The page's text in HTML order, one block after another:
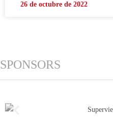
26 de octubre de 2022
SPONSORS